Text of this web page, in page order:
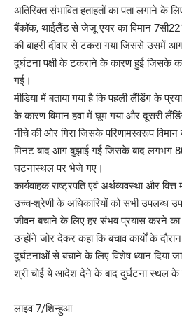
अतिरिक्त संभावित हताहतों का पता लगाने के
बैंकॉक, थाईलैंड से जेजू एयर का विमान
की बाहरी दीवार से टकरा गया जिससे उसमें
दुर्घटना पक्षी के टकराने के कारण हुई जिसके
गई।
मीडिया में बताया गया है कि पहली लैंडिंग के
के कारण विमान हवा में घूम गया और दूसरी
नीचे की ओर गिरा जिसके परिणामस्वरूप
मिनट बाद आग बुझाई गई जिसके बाद लगभग
घटनास्थल पर भेजे गए।
कार्यवाहक राष्ट्रपति एवं अर्थव्यवस्था और
उच्च-श्रेणी के अधिकारियों को सभी उपलब्ध
जीवन बचाने के लिए हर संभव प्रयास करने
उन्होंने जोर देकर कहा कि बचाव कार्यों के दौरान
दुर्घटनाओं से बचाने के लिए विशेष ध्यान दिया
श्री चोई ये आदेश देने के बाद दुर्घटना स्थल के
लाइव 7/शिन्हुआ